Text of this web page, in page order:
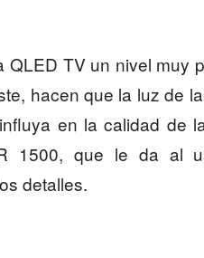
TV un nivel muy
hacen que la luz de
en la calidad de
1500, que le da al
detalles.